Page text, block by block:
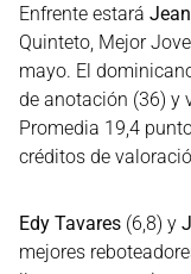
Enfrente estará
Quinteto, Mejor
mayo. El
de anotación (36) y
Promedia 19,4
créditos de
Edy Tavares (6,8) y
mejores